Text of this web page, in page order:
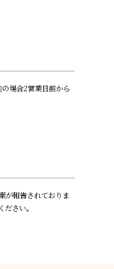
場合2営業日前から
が報告されておりま
さい。